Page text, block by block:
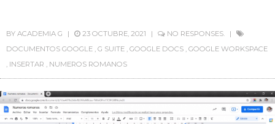
BY ACADEMIA G 23 OCTUBRE, 2021
NO RESPONSES.
DOCUMENTOS GOOGLE , G SUITE , GOOGLE DOCS , GOOGLE WORKSPACE
, INSERTAR , NUMEROS ROMANOS